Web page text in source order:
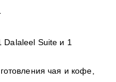
Dalaleel Suite и 1
чая и кофе,